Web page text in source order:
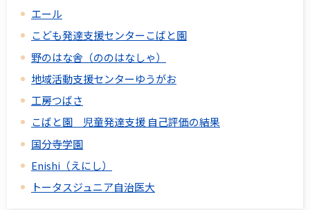
エール
こども発達支援センターこばと園
野のはな舎（ののはなしゃ）
地域活動支援センターゆうがお
工房つばさ
こばと園 児童発達支援 自己評価の結果
国分寺学園
Enishi（えにし）
トータスジュニア自治医大